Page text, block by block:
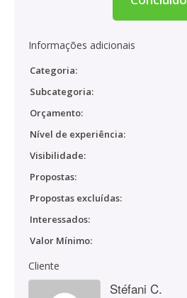
Informações adicionais
Categoria:
Subcategoria:
Orçamento:
Nível de experiência:
Visibilidade:
Propostas:
Propostas excluídas:
Interessados:
Valor Mínimo:
Cliente
Stéfani C.